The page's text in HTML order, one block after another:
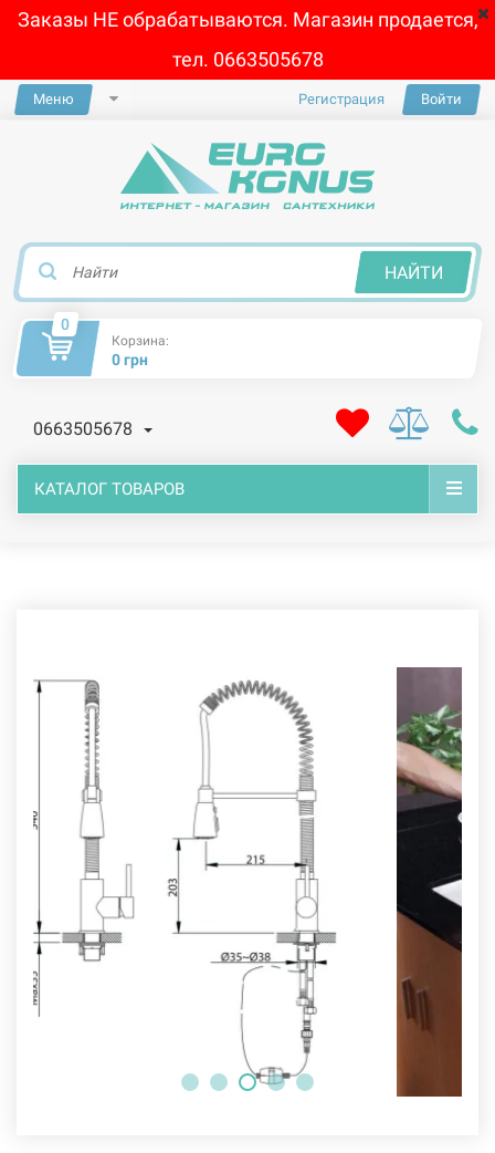
Заказы НЕ обрабатываются. Магазин продается,
тел. 0663505678
Меню Регистрация Войти
НАЙТИ
0
Корзина:
0 грн
0663505678
КАТАЛОГ ТОВАРОВ